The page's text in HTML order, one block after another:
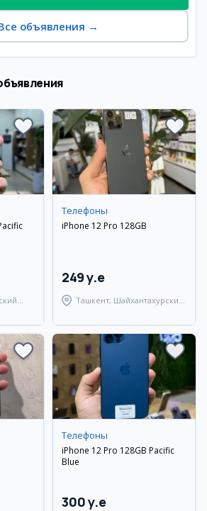
объявления →
Телефоны
iPhone 12 Pro 128GB
249 y.e
Ташкент, Шайхантахурский
Телефоны
iPhone 12 Pro 128GB Pacific
Blue
300 y.e